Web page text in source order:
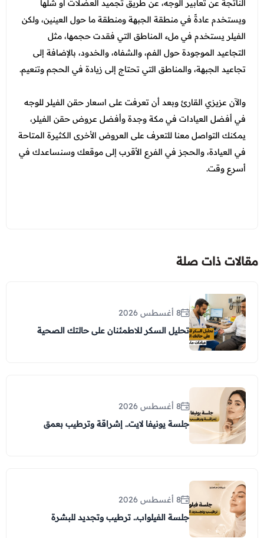
الناتجة عن تعابير الوجه، عن طريق تجميد العضلات أو شلها
ويستخدم عادةً في منطقة الجبهة ومنطقة ما حول العينين، ولكن
الفيلر يستخدم في ملء المناطق التي فقدت حجمها، مثل
التجاعيد الموجودة حول الفم، والشفاه، والخدود، بالإضافة إلى
تجاعيد الجبهة، والمناطق التي تحتاج إلى زيادة في الحجم وتنعيم.
والآن عزيزي القارئ وبعد أن تعرفت على اسعار حقن الفيلر للوجه
في أفضل العيادات في مكة وجدة وأفضل عروض حقن الفيلر،
يمكنك التواصل معنا للتعرف على العروض الأخرى الكثيرة المتاحة
في العيادة، والحجز في الفرع الأقرب إلى موقعك وسنساعدك في
أسرع وقت.
مقالات ذات صلة
8 أغسطس 2026
تحليل السكر للاطمئنان على حالتك الصحية
8 أغسطس 2026
جلسة يونيفا لايت.. إشراقة وترطيب بعمق
8 أغسطس 2026
جلسة الفيلواب.. ترطيب وتجديد للبشرة